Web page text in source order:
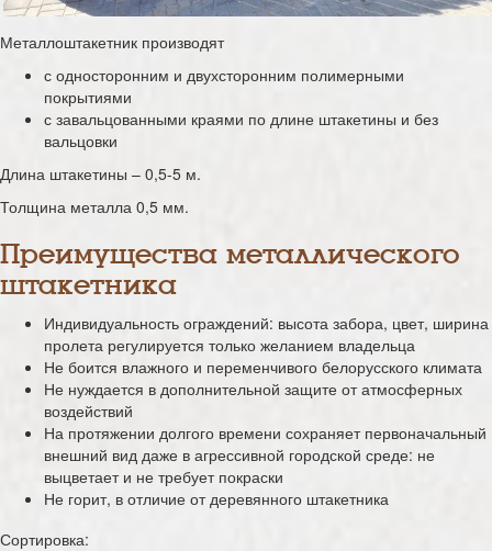
Металлоштакетник производят
с односторонним и двухсторонним полимерными
покрытиями
с завальцованными краями по длине штакетины и без
вальцовки
Длина штакетины – 0,5-5 м.
Толщина металла 0,5 мм.
Преимущества металлического
штакетника
Индивидуальность ограждений: высота забора, цвет, ширина
пролета регулируется только желанием владельца
Не боится влажного и переменчивого белорусского климата
Не нуждается в дополнительной защите от атмосферных
воздействий
На протяжении долгого времени сохраняет первоначальный
внешний вид даже в агрессивной городской среде: не
выцветает и не требует покраски
Не горит, в отличие от деревянного штакетника
Сортировка: